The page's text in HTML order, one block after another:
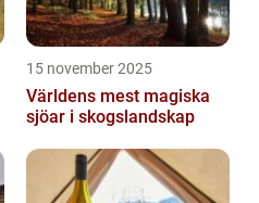
15 november 2025
Världens mest magiska
sjöar i skogslandskap